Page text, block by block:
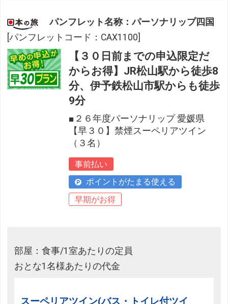
パンフレット名称：パーソナリップ四国
[パンフレットコード：CAX1100]
【３０日前までの申込限定だ
からお得】JR松山駅から徒歩8
分、伊予鉄松山市駅からも徒歩
9分
■２６年度パーソナリップ 愛媛県
【早３０】禁煙スーペリアツイン
（３名）
事前払い
ポイントがたまる使える
早期がお得
部屋：食事/1室あたりの定員
おとな1名様あたりの代金
スーペリアツイン(バス・トイレ付ツイ